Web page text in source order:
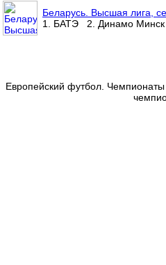
Беларусь. Высшая лига,
1. БАТЭ 2. Динамо
Европейский футбол. Чемпионаты